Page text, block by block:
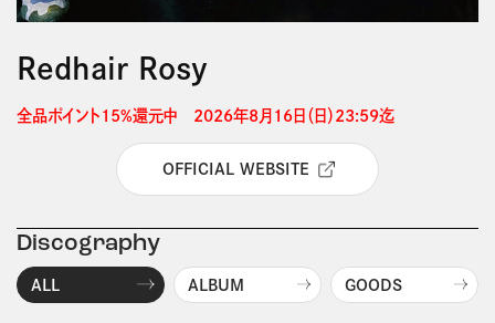
Redhair Rosy
全品ポイント15%還元中　2026年8月16日（日）23:59迄
OFFICIAL WEBSITE
Discography
ALL ALBUM GOODS